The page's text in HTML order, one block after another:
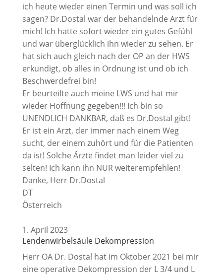
ich heute wieder einen Termin und was soll ich
sagen? Dr.Dostal war der behandelnde Arzt für
mich! Ich hatte sofort wieder ein gutes Gefühl
und war überglücklich ihn wieder zu sehen. Er
hat sich auch gleich nach der OP an der HWS
erkundigt, ob alles in Ordnung ist und ob ich
Beschwerdefrei bin!
Er beurteilte auch meine LWS und hat mir
wieder Hoffnung gegeben!!! Ich bin so
UNENDLICH DANKBAR, daß es Dr.Dostal gibt!
Er ist ein Arzt, der immer nach einem Weg
sucht, der einem zuhört und für die Patienten
da ist! Solche Ärzte findet man leider viel zu
selten! Ich kann ihn NUR weiterempfehlen!
Danke, Herr Dr.Dostal
DT
Österreich
1. April 2023
Lendenwirbelsäule Dekompression
Herr OA Dr. Dostal hat im Oktober 2021 bei mir
eine operative Dekompression der L 3/4 und L